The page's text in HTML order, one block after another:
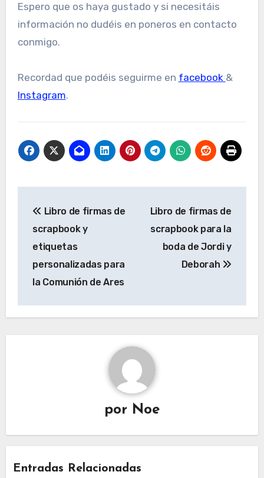
Espero que os haya gustado y si necesitáis
información no dudéis en poneros en contacto
conmigo.
Recordad que podéis seguirme en facebook &
Instagram.
de
entradas
Libro de firmas de
scrapbook y
etiquetas
personalizadas para
la Comunión de Ares
Libro de firmas de
scrapbook para la
boda de Jordi y
Deborah
por Noe
Entradas Relacionadas